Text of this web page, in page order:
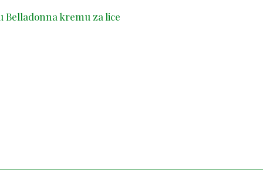
Belladonna kremu za lice